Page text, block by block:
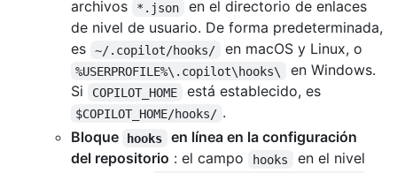
archivos
*.json
en el directorio de enlaces
de nivel de usuario. De forma predeterminada,
es
~/.copilot/hooks/ en macOS y Linux, o
%USERPROFILE%\.copilot\hooks\
en Windows.
Si
COPILOT_HOME está establecido, es
$COPILOT_HOME/hooks/ .
Bloque
hooks
en línea en la configuración
del repositorio : el campo hooks
en el nivel